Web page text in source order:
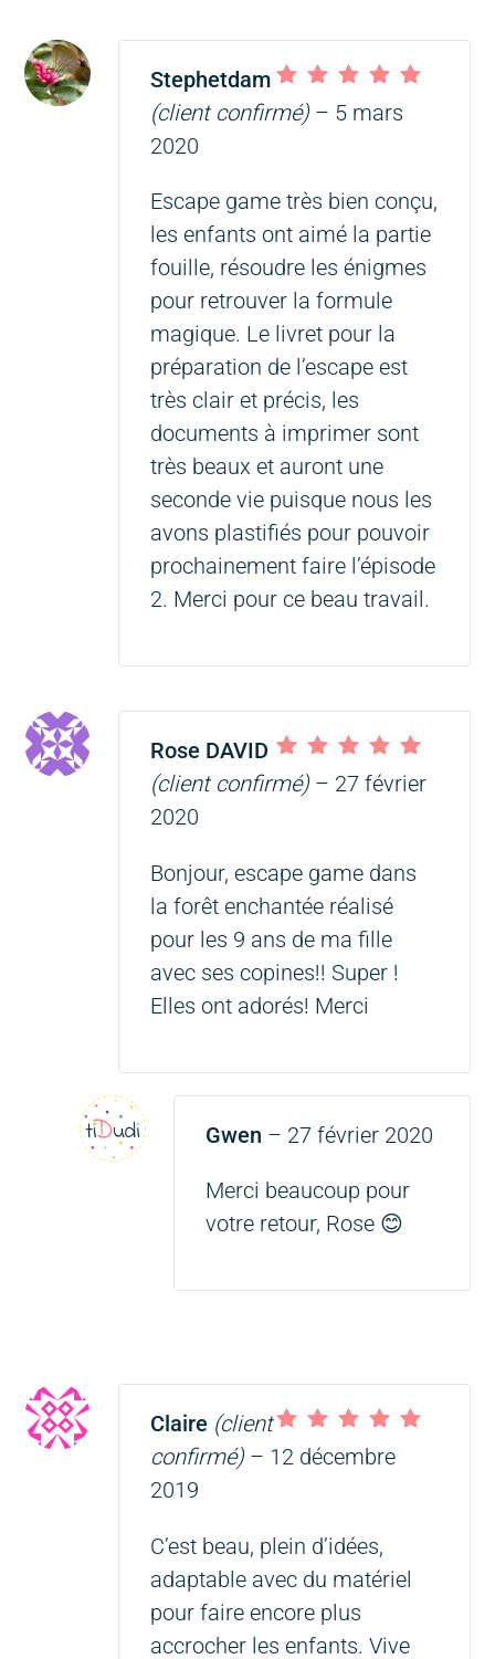
Note sur 5
Stephetdam
(client confirmé) – 5 mars
2020
Escape game très bien conçu,
les enfants ont aimé la partie
fouille, résoudre les énigmes
pour retrouver la formule
magique. Le livret pour la
préparation de l’escape est
très clair et précis, les
documents à imprimer sont
très beaux et auront une
seconde vie puisque nous les
avons plastifiés pour pouvoir
prochainement faire l’épisode
2. Merci pour ce beau travail.
Note sur 5
Rose DAVID
(client confirmé) – 27 février
2020
Bonjour, escape game dans
la forêt enchantée réalisé
pour les 9 ans de ma fille
avec ses copines!! Super !
Elles ont adorés! Merci
Gwen – 27 février 2020
Merci beaucoup pour
votre retour, Rose 😊
Note sur 5
Claire (client
confirmé) – 12 décembre
2019
C’est beau, plein d’idées,
adaptable avec du matériel
pour faire encore plus
accrocher les enfants. Vive